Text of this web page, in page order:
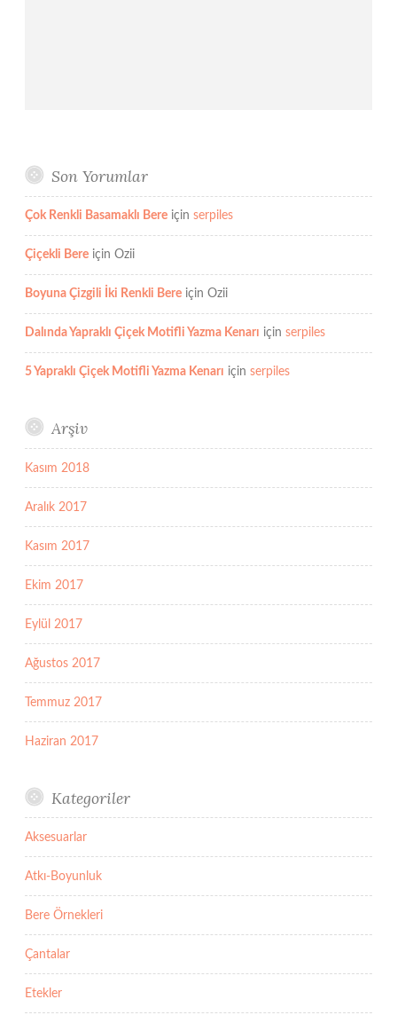
Son Yorumlar
Çok Renkli Basamaklı Bere için serpiles
Çiçekli Bere için Ozii
Boyuna Çizgili İki Renkli Bere için Ozii
Dalında Yapraklı Çiçek Motifli Yazma Kenarı için serpiles
5 Yapraklı Çiçek Motifli Yazma Kenarı için serpiles
Arşiv
Kasım 2018
Aralık 2017
Kasım 2017
Ekim 2017
Eylül 2017
Ağustos 2017
Temmuz 2017
Haziran 2017
Kategoriler
Aksesuarlar
Atkı-Boyunluk
Bere Örnekleri
Çantalar
Etekler